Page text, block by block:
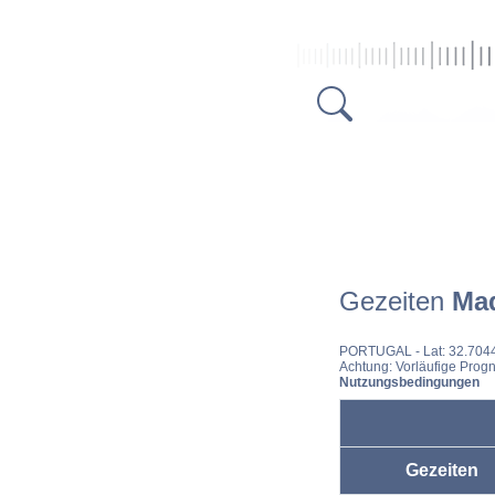
Gezeiten
PORTUGAL - Lat:
Achtung: Vorläufige
Nutzungsbedingungen
Gezeiten